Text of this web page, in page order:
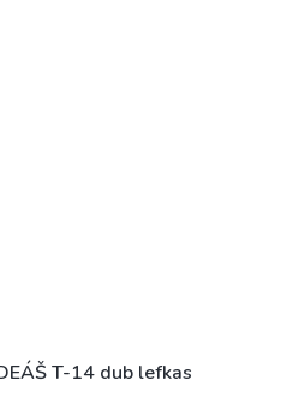
T-14 dub lefkas